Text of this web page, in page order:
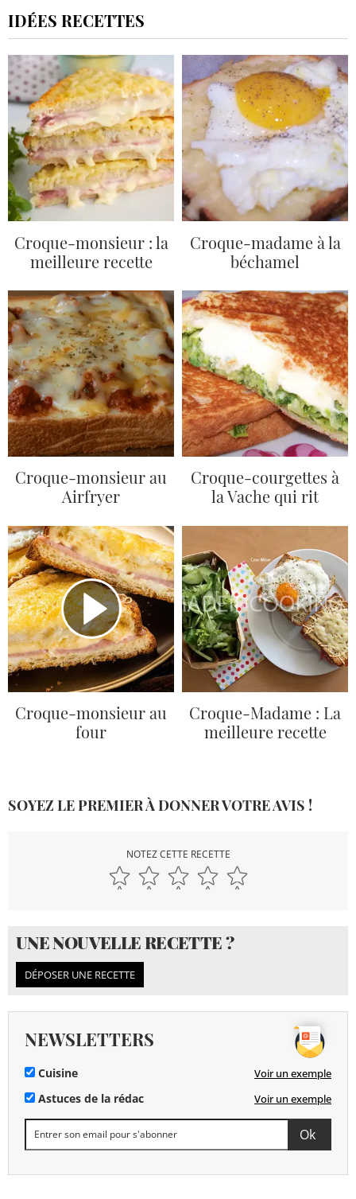
IDÉES RECETTES
Croque-monsieur : la
meilleure recette
Croque-madame à la
béchamel
Croque-monsieur au
Airfryer
Croque-courgettes à
la Vache qui rit
Croque-monsieur au
four
Croque-Madame : La
meilleure recette
SOYEZ LE PREMIER À DONNER VOTRE AVIS !
NOTEZ CETTE RECETTE
UNE NOUVELLE RECETTE ?
DÉPOSER UNE RECETTE
NEWSLETTERS
Cuisine Voir un exemple
Astuces de la rédac Voir un exemple